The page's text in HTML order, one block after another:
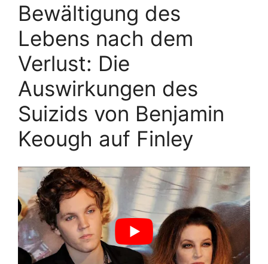
Bewältigung des
Lebens nach dem
Verlust: Die
Auswirkungen des
Suizids von Benjamin
Keough auf Finley